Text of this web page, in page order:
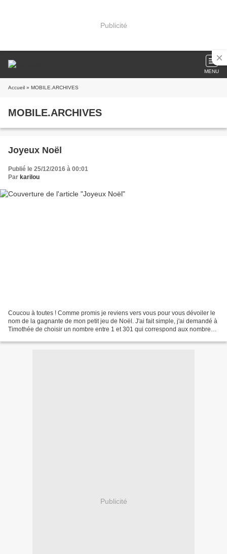
Publicité
MENU
Accueil » MOBILE.ARCHIVES
MOBILE.ARCHIVES
Joyeux Noël
Publié le 25/12/2016 à 00:01
Par karilou
Coucou à toutes ! Comme promis je reviens vers vous pour vous dévoiler le
nom de la gagnante de mon petit jeu de Noël. J'ai fait simple, j'ai demandé à
Timothée de choisir un nombre entre 1 et 301 qui correspond aux nombres
Publicité